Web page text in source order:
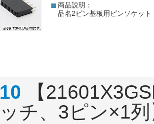
商品説明：
品名2ピン基板用ピンソケッ
10
【
ッチ、3ピン×1